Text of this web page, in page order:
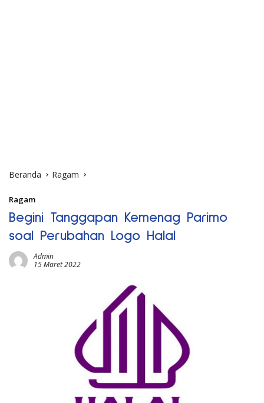
Beranda Ragam
Ragam
Begini Tanggapan Kemenag Parimo
soal Perubahan Logo Halal
Admin
15 Maret 2022